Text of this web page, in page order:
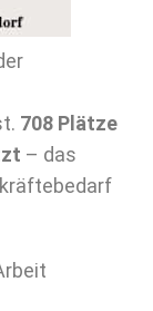
708 Plätze
– das